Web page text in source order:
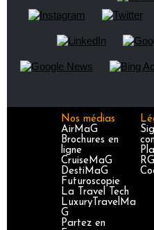
Nos médias
AirMaG
Brochures en
ligne
CruiseMaG
DestiMaG
Futuroscopie
La Travel Tech
LuxuryTravelMa
G
Partez en